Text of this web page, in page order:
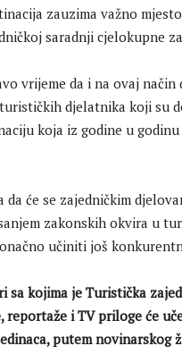
zauzima važno
saradnji cjelokupne
vrijeme da i na ovaj
djelatnika koji su
koja iz godine u
će se zajedničkim
zakonskih okvira u
učiniti još
sa kojima je Turistička
i TV priloge će
putem novinarskog